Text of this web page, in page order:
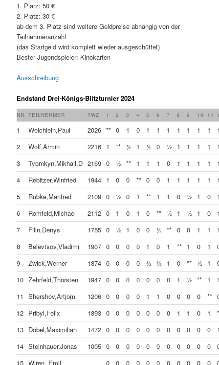
1. Platz: 50 €
2. Platz: 30 €
ab dem 3. Platz sind weitere Geldpreise abhängig von der
Teilnehmeranzahl
(das Startgeld wird komplett wieder ausgeschüttet)
Bester Jugendspieler: Kinokarten
Ausschreibung
Endstand Drei-Königs-Blitzturnier 2024
NR. TEILNEHMER TWZ 1 2 3 4 5 6 7 8 9 10 11
1 Weichlein,Paul 2026 ** 0 1 0 1 1 1 1 1 1 1
2
Wolf,Armin 2216 1 ** ½ 1 ½ 0 ½ 1 1 1 1
3
Tyomkyn,Mikhail,D 2169 0 ½ ** 1 1 1 0 1 1 1 1
4
Rebitzer,Winfried 1944 1 0 0 ** 0 0 1 1 1 1 1
5
Rubke,Manfred 2109 0 ½ 0 1 ** 1 1 0 ½ 1 0
6
Romfeld,Michael 2112 0 1 0 1 0 ** ½ 1 ½ 1 0
7
Filin,Denys 1755 0 ½ 1 0 0 ½ ** 0 0 1 1
8
Belevtsov,Vladimi 1907 0 0 0 0 1 0 1 ** 1 0 1
9
Zwick,Werner 1874 0 0 0 0 ½ ½ 1 0 ** ½ 1
10 Zehrfeld,Thorsten 1947 0 0 0 0 0 0 0 1 ½ ** 1
11
Shershov,Artjom 1206 0 0 0 0 1 1 0 0 0 0 **
12 Pribyl,Felix 1893 0 0 0 0 0 0 0 1 1 0 1
13 Döbel,Maximilian 1472 0 0 0 0 0 0 0 0 0 0 0
14 Steinhauer,Jonas 1005 0 0 0 0 0 0 0 0 0 0 0
15 Wiren, Emil 0 0 0 0 0 0 0 0 0 0 0